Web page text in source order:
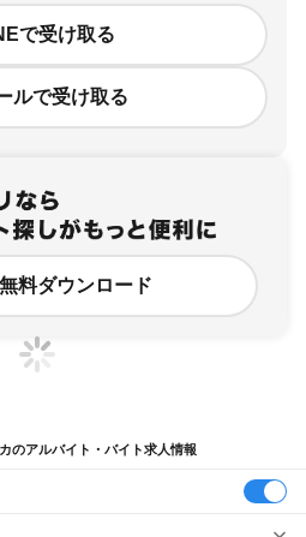
で受け取る
ルで受け取る
料ダウンロード
のアルバイト・バイト求人情報